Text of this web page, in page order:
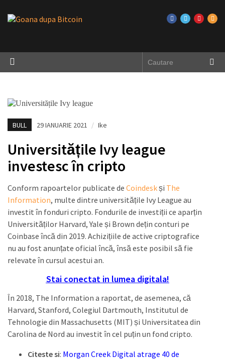
BULL 29 IANUARIE 2021 / Ike
Universitățile Ivy league
investesc în cripto
Conform rapoartelor publicate de Coindeskși The
Information, multe dintre universitățile Ivy League au
investit în fonduri cripto. Fondurile de investiții ce aparțin
Universităților Harvard, Yale și Brown dețin conturi pe
Coinbase încă din 2019. Achizițiile de active criptografice
nu au fost anunțate oficial încă, însă este posibil să fie
relevate în cursul acestui an.
Stai conectat in lumea digitala!
În 2018, The Information a raportat, de asemenea, că
Harvard, Stanford, Colegiul Dartmouth, Institutul de
Tehnologie din Massachusetts (MIT) și Universitatea din
Carolina de Nord au investit în cel puțin un fond cripto.
Citeste si: Morgan Creek Digital atrage 40 de